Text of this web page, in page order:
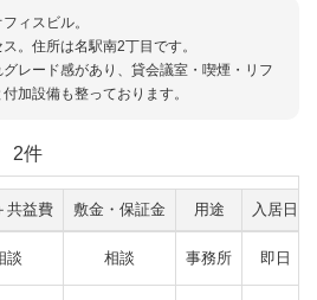
ィスビル。
。住所は名駅南2丁目です。
レード感があり、貸会議室・喫煙・リフ
加設備も整っております。
2件
共益費 敷金・保証金 用途 入居日
談 相談 事務所 即日